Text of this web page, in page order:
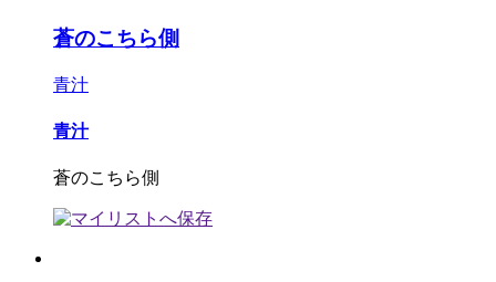
蒼のこちら側
青汁
青汁
蒼のこちら側